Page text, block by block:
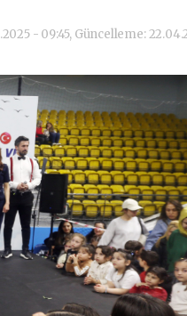
- 09:45, Güncelleme: